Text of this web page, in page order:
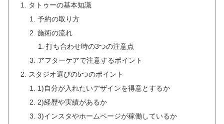
タトゥーの基本知識
予約の取り方
施術の流れ
打ち合わせ時の3つの注意点
アフターケアで注意するポイント
スタジオ選びの5つのポイント
1)自分が入れたいデザインを得意とするか
2)経歴や実績があるか
3)インスタやホームページが稼働しているか